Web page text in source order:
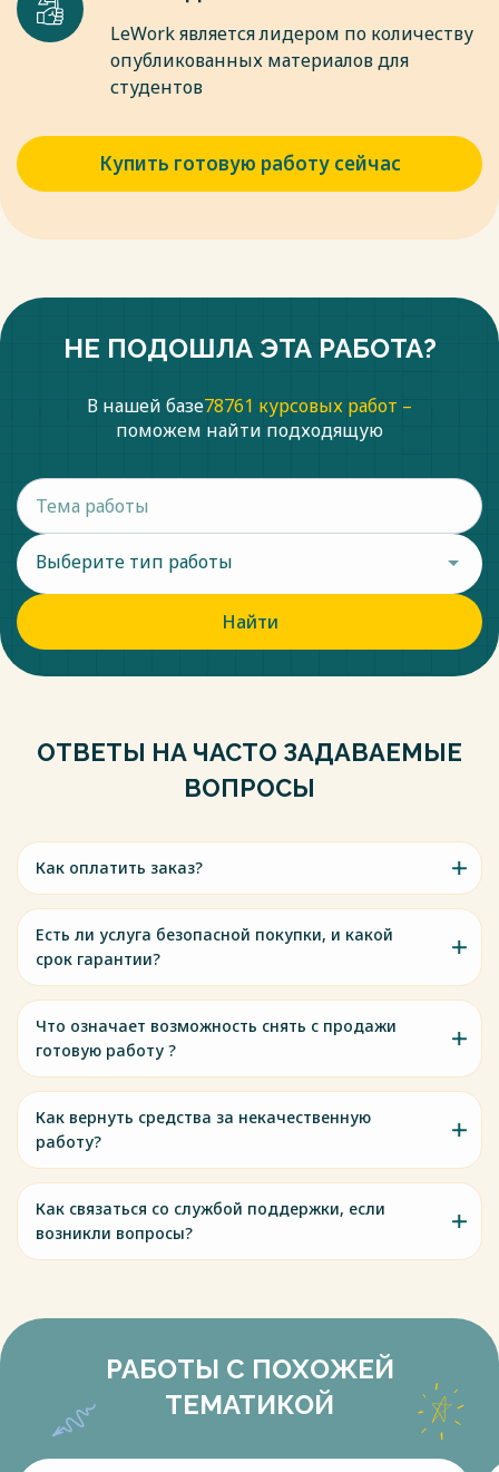
// Наука, новые технологии и инновации. // 2015.- № 12. -
С.136;
Весь текст будет доступенпосле покупки
LeWork является лидером по количеству
опубликованных материалов для
студентов
Купить готовую работу сейчас
НЕ ПОДОШЛА ЭТА РАБОТА?
В нашей базе78761 курсовых работ –
поможем найти подходящую
Выберите тип работы
Найти
ОТВЕТЫ НА ЧАСТО ЗАДАВАЕМЫЕ
ВОПРОСЫ
Как оплатить заказ?
Есть ли услуга безопасной покупки, и какой
срок гарантии?
Что означает возможность снять с продажи
готовую работу ?
Как вернуть средства за некачественную
работу?
Как связаться со службой поддержки, если
возникли вопросы?
РАБОТЫ С ПОХОЖЕЙ
ТЕМАТИКОЙ